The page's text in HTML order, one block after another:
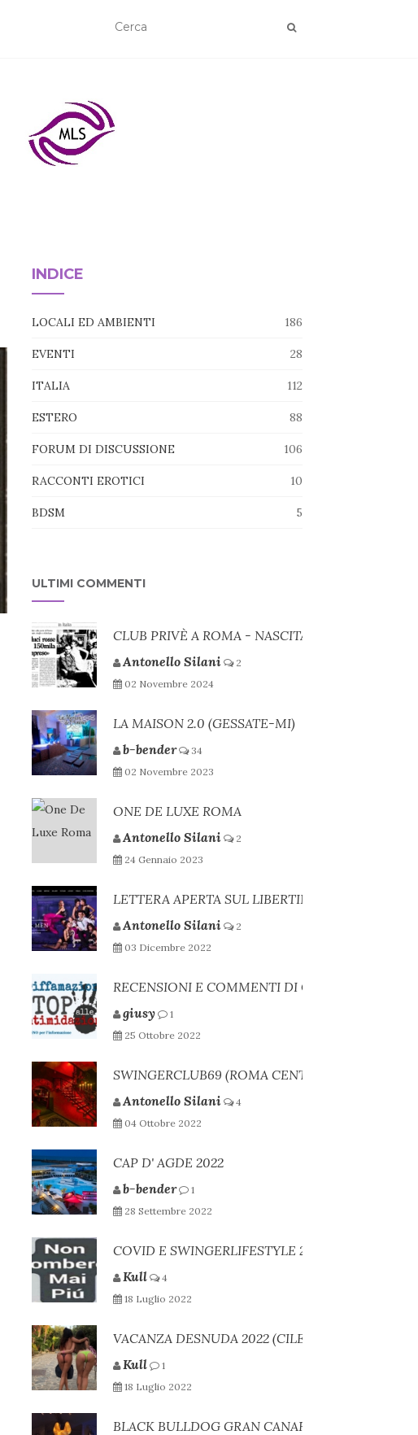
INDICE
LOCALI ED AMBIENTI 186
EVENTI 28
ITALIA 112
ESTERO 88
FORUM DI DISCUSSIONE 106
RACCONTI EROTICI 10
BDSM 5
ULTIMI COMMENTI
CLUB PRIVÈ A ROMA - NASCITA
Antonello Silani
2
02 Novembre 2024
LA MAISON 2.0 (GESSATE-MI)
b-bender
34
02 Novembre 2023
ONE DE LUXE ROMA
Antonello Silani
2
24 Gennaio 2023
LETTERA APERTA SUL LIBERTINAGGIO
Antonello Silani
2
03 Dicembre 2022
RECENSIONI E COMMENTI DI CLUB PRIVÈ
giusy
1
25 Ottobre 2022
SWINGERCLUB69 (ROMA CENTRO)
Antonello Silani
4
04 Ottobre 2022
CAP D' AGDE 2022
b-bender
1
28 Settembre 2022
COVID E SWINGERLIFESTYLE 2
Kull
4
18 Luglio 2022
VACANZA DESNUDA 2022 (CILENTO)
Kull
1
18 Luglio 2022
BLACK BULLDOG GRAN CANARIA RECENSIONE